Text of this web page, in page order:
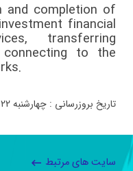
and completion of
financial
transferring
connecting to the
تاریخ بروزرسانی : چهارشنبه 22 مرداد 1404
سایت های مرتبط